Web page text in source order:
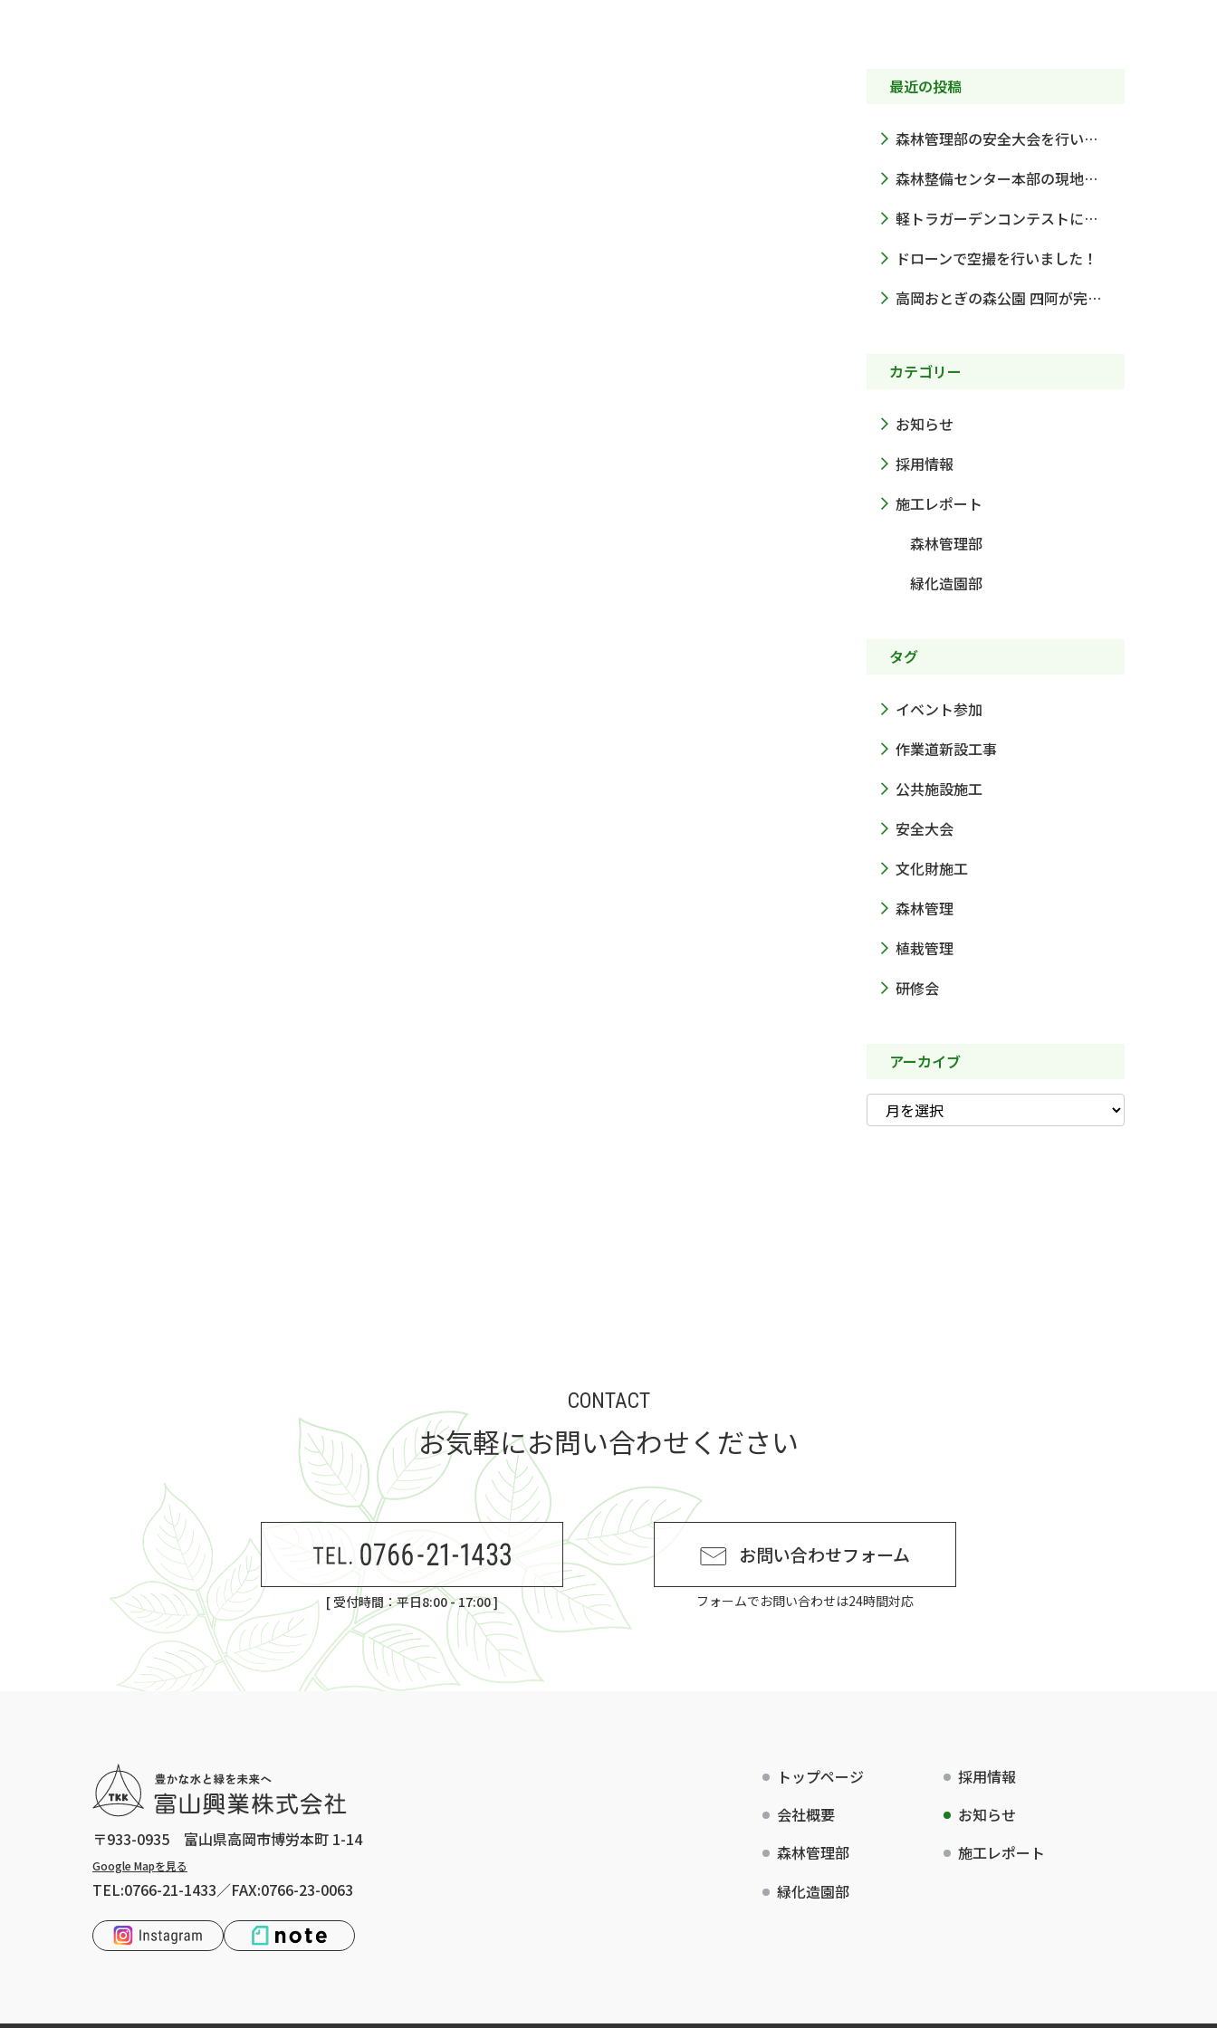
最近の投稿
森林管理部の安全大会を行いました
森林整備センター本部の現地視察をうけました
軽トラガーデンコンテストに出展しました！
ドローンで空撮を行いました！
高岡おとぎの森公園 四阿が完成しました
カテゴリー
お知らせ
採用情報
施工レポート
森林管理部
緑化造園部
タグ
イベント参加
作業道新設工事
公共施設施工
安全大会
文化財施工
森林管理
植栽管理
研修会
アーカイブ
CONTACT
お気軽にお問い合わせください
[ 受付時間：平日8:00 - 17:00 ]
お問い合わせフォーム
フォームでお問い合わせは24時間対応
〒933-0935 富山県高岡市博労本町 1-14
Google Mapを見る
TEL:0766-21-1433／FAX:0766-23-0063
トップページ
会社概要
森林管理部
緑化造園部
採用情報
お知らせ
施工レポート